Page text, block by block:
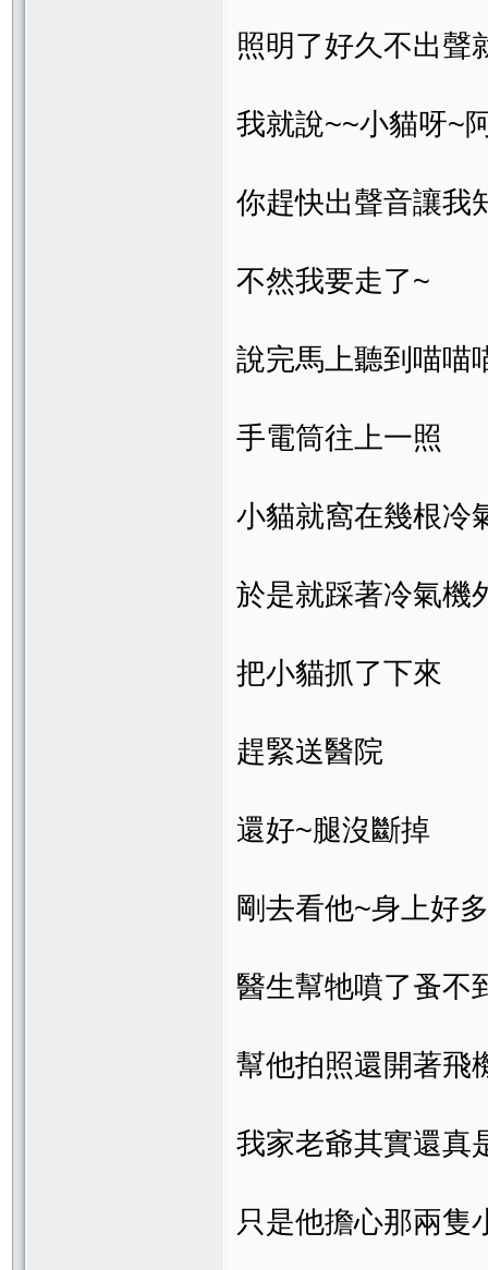
照明了好久不出聲
我就說~~小貓呀~
你趕快出聲音讓我
不然我要走了~
說完馬上聽到喵喵
手電筒往上一照
小貓就窩在幾根冷
於是就踩著冷氣機
把小貓抓了下來
趕緊送醫院
還好~腿沒斷掉
剛去看他~身上好
醫生幫牠噴了蚤不
幫他拍照還開著飛
我家老爺其實還真
只是他擔心那兩隻